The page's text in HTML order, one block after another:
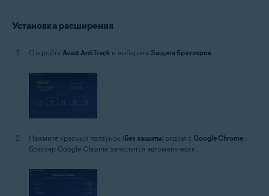
Установка расширения
Откройте Avast AntiTrack и выберите Защита браузеров.
Нажмите красный ползунок (Без защиты) рядом с Google Chrome.
Браузер Google Chrome запустится автоматически.